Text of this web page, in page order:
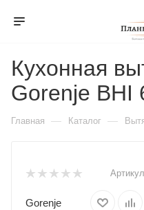
Кухонная
Gorenje BHI
Главная — Каталог —
Gorenje